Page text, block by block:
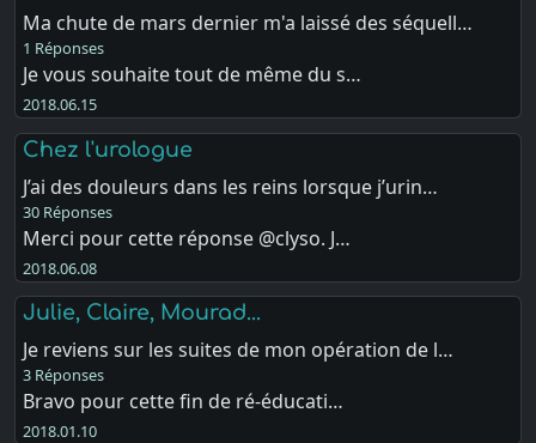
Ma chute de mars dernier m'a laissé des séquell…
1 Réponses
Je vous souhaite tout de même du s…
2018.06.15
Chez l'urologue
J’ai des douleurs dans les reins lorsque j’urin…
30 Réponses
Merci pour cette réponse @clyso. J…
2018.06.08
Julie, Claire, Mourad...
Je reviens sur les suites de mon opération de l…
3 Réponses
Bravo pour cette fin de ré-éducati…
2018.01.10